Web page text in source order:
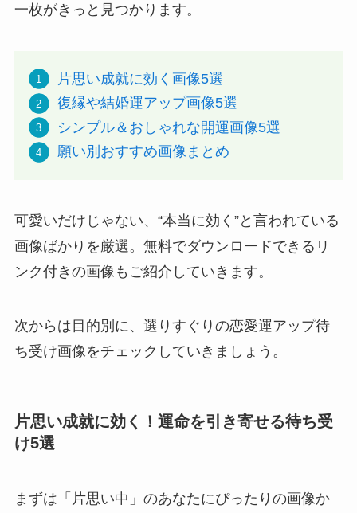
一枚がきっと見つかります。
片思い成就に効く画像5選
復縁や結婚運アップ画像5選
シンプル＆おしゃれな開運画像5選
願い別おすすめ画像まとめ
可愛いだけじゃない、“本当に効く”と言われている
画像ばかりを厳選。無料でダウンロードできるリ
ンク付きの画像もご紹介していきます。
次からは目的別に、選りすぐりの恋愛運アップ待
ち受け画像をチェックしていきましょう。
片思い成就に効く！運命を引き寄せる待ち受
け5選
まずは「片思い中」のあなたにぴったりの画像か